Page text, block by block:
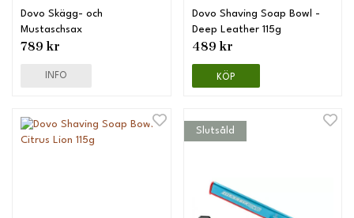
Dovo Skägg- och
Mustaschsax
789 kr
INFO
Dovo Shaving Soap Bowl -
Deep Leather 115g
489 kr
KÖP
Slutsåld